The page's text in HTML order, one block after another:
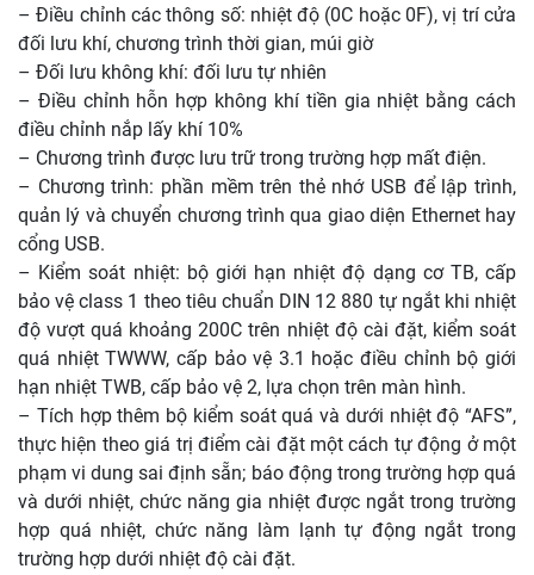
– Điều chỉnh các thông số: nhiệt độ (0C hoặc 0F), vị trí cửa
đối lưu khí, chương trình thời gian, múi giờ
– Đối lưu không khí: đối lưu tự nhiên
– Điều chỉnh hỗn hợp không khí tiền gia nhiệt bằng cách
điều chỉnh nắp lấy khí 10%
– Chương trình được lưu trữ trong trường hợp mất điện.
– Chương trình: phần mềm trên thẻ nhớ USB để lập trình,
quản lý và chuyển chương trình qua giao diện Ethernet hay
cổng USB.
– Kiểm soát nhiệt: bộ giới hạn nhiệt độ dạng cơ TB, cấp
bảo vệ class 1 theo tiêu chuẩn DIN 12 880 tự ngắt khi nhiệt
độ vượt quá khoảng 200C trên nhiệt độ cài đặt, kiểm soát
quá nhiệt TWWW, cấp bảo vệ 3.1 hoặc điều chỉnh bộ giới
hạn nhiệt TWB, cấp bảo vệ 2, lựa chọn trên màn hình.
– Tích hợp thêm bộ kiểm soát quá và dưới nhiệt độ “AFS”,
thực hiện theo giá trị điểm cài đặt một cách tự động ở một
phạm vi dung sai định sẵn; báo động trong trường hợp quá
và dưới nhiệt, chức năng gia nhiệt được ngắt trong trường
hợp quá nhiệt, chức năng làm lạnh tự động ngắt trong
trường hợp dưới nhiệt độ cài đặt.